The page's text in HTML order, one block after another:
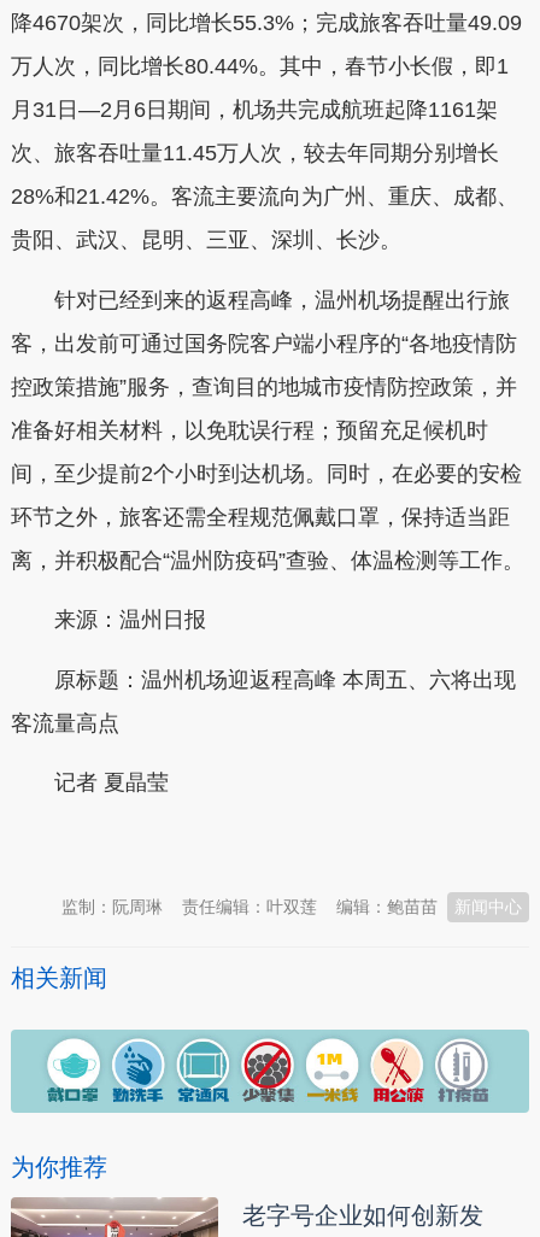
降4670架次，同比增长55.3%；完成旅客吞吐量49.09
万人次，同比增长80.44%。其中，春节小长假，即1
月31日—2月6日期间，机场共完成航班起降1161架
次、旅客吞吐量11.45万人次，较去年同期分别增长
28%和21.42%。客流主要流向为广州、重庆、成都、
贵阳、武汉、昆明、三亚、深圳、长沙。
针对已经到来的返程高峰，温州机场提醒出行旅
客，出发前可通过国务院客户端小程序的“各地疫情防
控政策措施”服务，查询目的地城市疫情防控政策，并
准备好相关材料，以免耽误行程；预留充足候机时
间，至少提前2个小时到达机场。同时，在必要的安检
环节之外，旅客还需全程规范佩戴口罩，保持适当距
离，并积极配合“温州防疫码”查验、体温检测等工作。
来源：温州日报
原标题：温州机场迎返程高峰 本周五、六将出现
客流量高点
记者 夏晶莹
新闻中心
编辑：鲍苗苗
责任编辑：叶双莲
监制：阮周琳
相关新闻
为你推荐
老字号企业如何创新发